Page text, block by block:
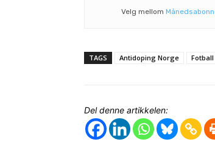
Velg mellom
TAGS Antidoping Norge Fotball
Del denne artikkelen: